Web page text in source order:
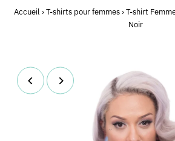
Accueil›T-shirts pour femmes›T-shirt
Noir